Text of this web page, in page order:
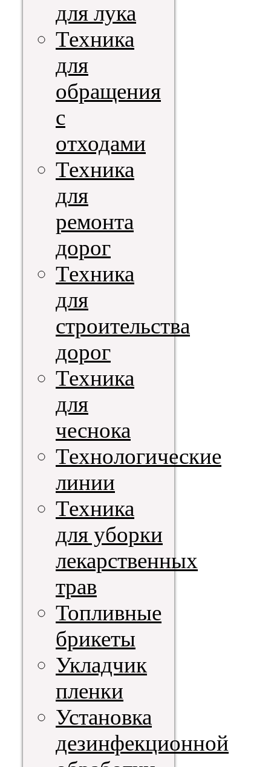
для лука
Техника
для
обращения
с
отходами
Техника
для
ремонта
дорог
Техника
для
строительства
дорог
Техника
для
чеснока
Технологические
линии
Техника
для уборки
лекарственных
трав
Топливные
брикеты
Укладчик
пленки
Установка
дезинфекционной